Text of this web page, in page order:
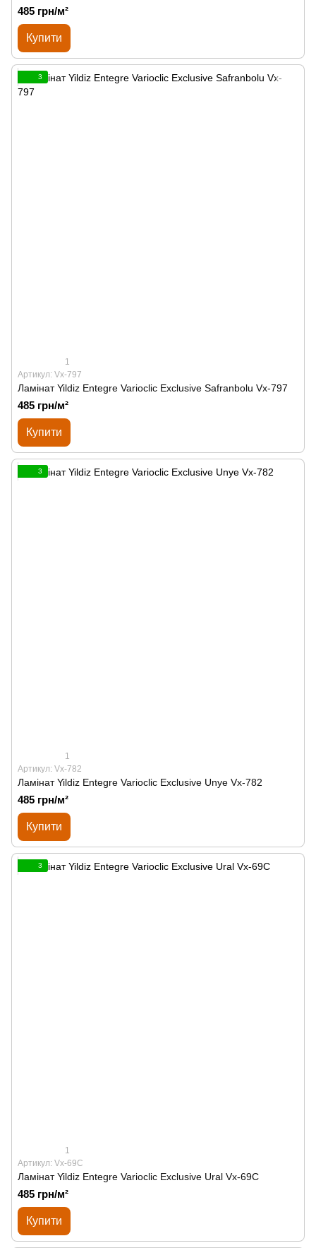
485 грн/м²
Купити
3
1
Артикул: Vx-797
Ламінат Yildiz Entegre Varioclic Exclusive Safranbolu Vx-797
485 грн/м²
Купити
3
1
Артикул: Vx-782
Ламінат Yildiz Entegre Varioclic Exclusive Unye Vx-782
485 грн/м²
Купити
3
1
Артикул: Vx-69C
Ламінат Yildiz Entegre Varioclic Exclusive Ural Vx-69C
485 грн/м²
Купити